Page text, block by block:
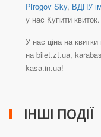
Pirogov Sky, ВДПУ
у нас Купити квиток.
У нас ціна на
на bilet.zt.ua,
kasa.in.ua!
ІНШІ ПОДІЇ